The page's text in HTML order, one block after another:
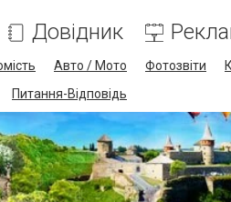
Довідник
Авто / Мото Фотозвіти
Питання-Відповідь